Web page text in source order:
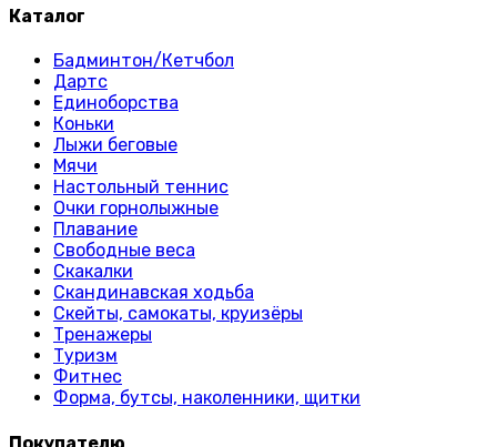
Каталог
Бадминтон/Кетчбол
Дартс
Единоборства
Коньки
Лыжи беговые
Мячи
Настольный теннис
Очки горнолыжные
Плавание
Свободные веса
Скакалки
Скандинавская ходьба
Скейты, самокаты, круизёры
Тренажеры
Туризм
Фитнес
Форма, бутсы, наколенники, щитки
Покупателю